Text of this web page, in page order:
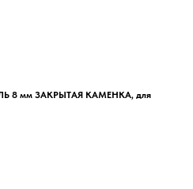
8 мм ЗАКРЫТАЯ КАМЕНКА, для